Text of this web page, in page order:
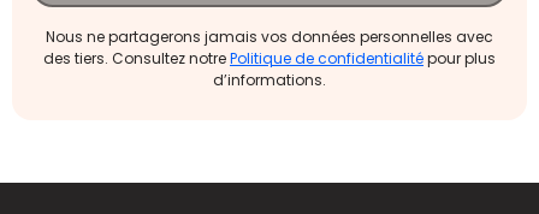
Nous ne partagerons jamais vos données personnelles avec
des tiers. Consultez notrePolitique de confidentialitépour plus
d’informations.